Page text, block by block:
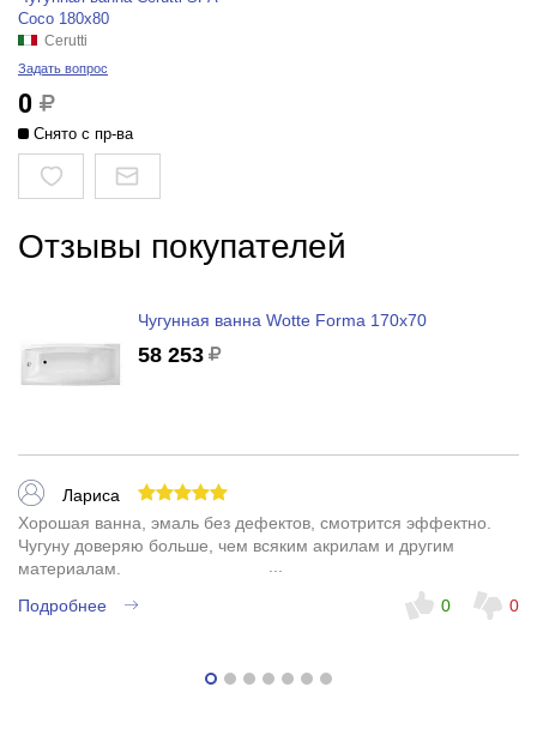
Coco 180x80
Cerutti
Задать вопрос
0
Снято с пр-ва
Отзывы покупателей
Чугунная ванна Wotte Forma 170x70
58 253
Лариса
Хорошая ванна, эмаль без дефектов, смотрится эффектно.
Чугуну доверяю больше, чем всяким акрилам и другим
материалам.
Подробнее
0 0